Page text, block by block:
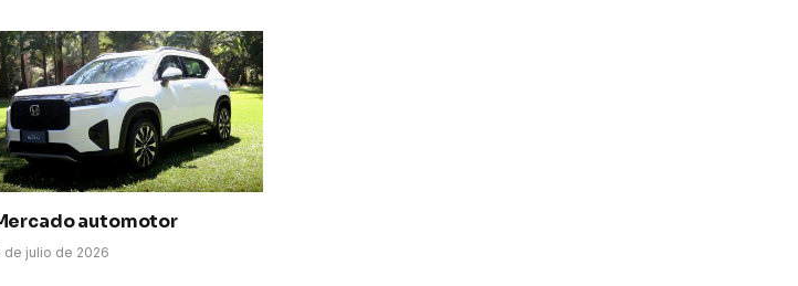
automotor
de julio de 2026